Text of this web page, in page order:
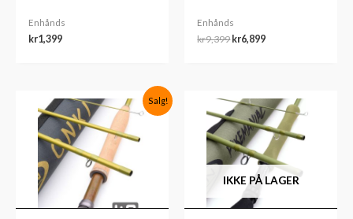
Enhånds
kr1,399
Enhånds
kr9,399 kr6,899
Salg!
pris
var:
kr3,499.
Nåværende
pris
kr2,799.
IKKE PÅ LAGER